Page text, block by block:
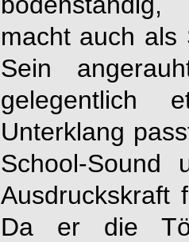
macht auch als
Sein
gelegentlich
Unterklang
School-Sound
Ausdruckskraft
Da er die